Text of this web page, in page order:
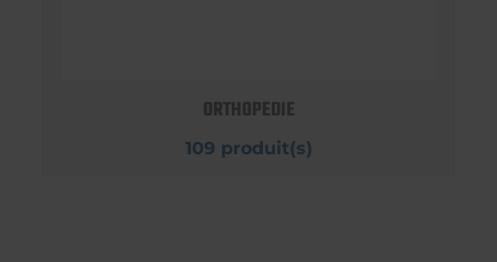
ORTHOPEDIE
109 produit(s)